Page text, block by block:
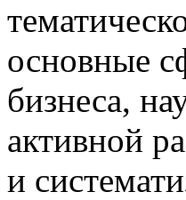
основные
бизнеса,
активной
и